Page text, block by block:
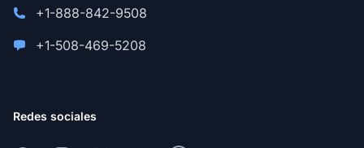
+1-888-842-9508
+1-508-469-5208
Redes sociales